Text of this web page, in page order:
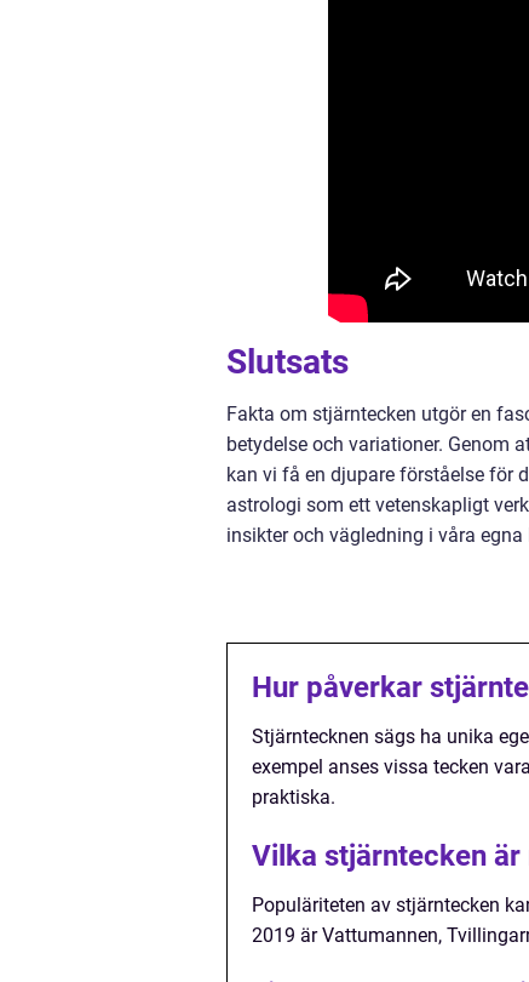
Slutsats
Fakta om stjärntecken utgör en
betydelse och variationer. Genom
kan vi få en djupare förståelse för
astrologi som ett vetenskapligt
insikter och vägledning i våra egna
Hur påverkar
Stjärntecknen sägs ha unika
exempel anses vissa tecken
praktiska.
Vilka stjärntecken är
Populäriteten av stjärntecken
2019 är Vattumannen,